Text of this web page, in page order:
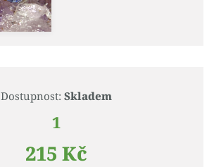
Dostupnost: Skladem
1
215 Kč